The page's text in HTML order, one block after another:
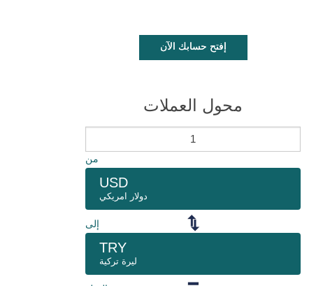
إفتح حسابك الآن
محول العملات
من
USD
دولار امريكي
إلى
TRY
ليرة تركية